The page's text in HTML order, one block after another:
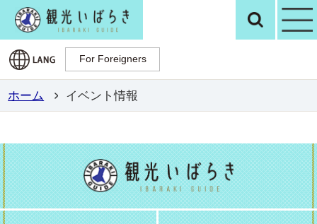
観光いばらき検
For Foreigners
For Foreigners
ホーム イベント情報